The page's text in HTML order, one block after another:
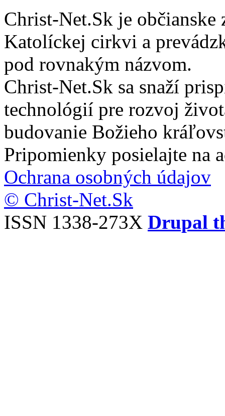
Christ-Net.Sk je
Katolíckej cirkvi a
pod rovnakým názvom.
Christ-Net.Sk sa snaží
technológií pre rozvoj
budovanie Božieho
Pripomienky posielajte na
Ochrana osobných údajov
© Christ-Net.Sk
ISSN 1338-273X Drupal